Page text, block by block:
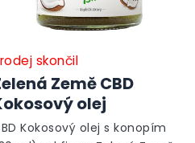
k
t
ů
Země CBD
olej
skončil
Kokosový olej s konopím